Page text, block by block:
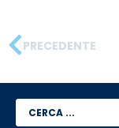
PRECEDENTE